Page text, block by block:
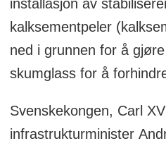
installasjon av
kalksementpeler
ned i grunnen for å
skumglass for å
Svenskekongen, Carl
infrastrukturminister